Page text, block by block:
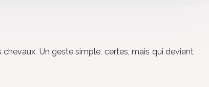
Un geste simple, certes, mais qui devient